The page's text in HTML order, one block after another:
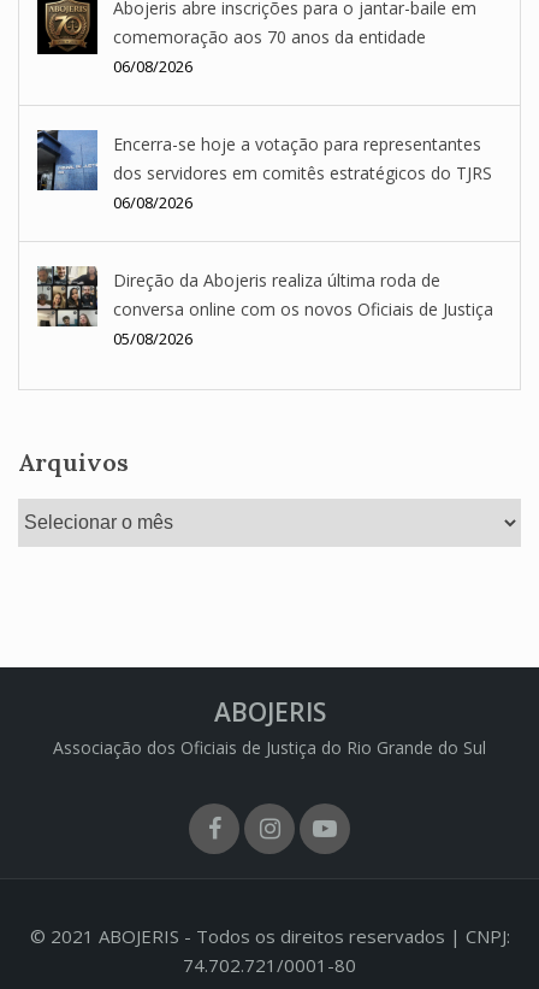
Abojeris abre inscrições para o jantar-baile em
comemoração aos 70 anos da entidade
06/08/2026
Encerra-se hoje a votação para representantes
dos servidores em comitês estratégicos do TJRS
06/08/2026
Direção da Abojeris realiza última roda de
conversa online com os novos Oficiais de Justiça
05/08/2026
Arquivos
Arquivos
ABOJERIS
Associação dos Oficiais de Justiça do Rio Grande do Sul
FacebookInstagram
Youtube
© 2021 ABOJERIS - Todos os direitos reservados | CNPJ:
74.702.721/0001-80